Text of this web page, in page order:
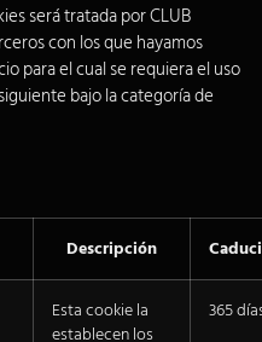
será tratada por CLUB
con los que hayamos
para el cual se requiera el uso
bajo la categoría de
Descripción
Esta cookie la
establecen los
365